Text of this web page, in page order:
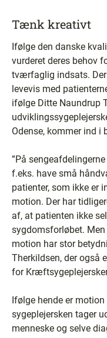
Tænk kreativt
Ifølge den danske
vurderet deres behov
tværfaglig indsats.
levevis med
ifølge Ditte Naundrup
Odense, kommer ind i
”På
f.eks. have små
patienter, som ikke er
motion. Der har
af, at patienten ikke
sygdomsforløbet. Men
motion har stor
Therkildsen, der også
for
Ifølge hende er
sygeplejersken tager
menneske og selve